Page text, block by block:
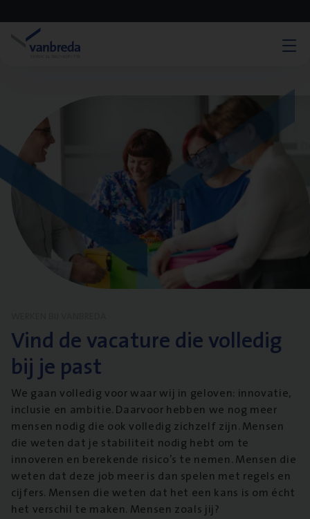
Vind de vacature die volledig
bij je past
We gaan volledig voor waar wij in geloven: innovatie,
inclusie en ambitie. Daarvoor hebben we nog meer
mensen nodig die ook volledig zichzelf zijn. Mensen
die weten dat je stabiliteit nodig hebt om te
innoveren en berekende risico’s te nemen. Mensen die
weten dat deze job meer is dan spelen met regels en
cijfers. Mensen die weten dat het een kans is om écht
het verschil te maken. Mensen zoals jij?